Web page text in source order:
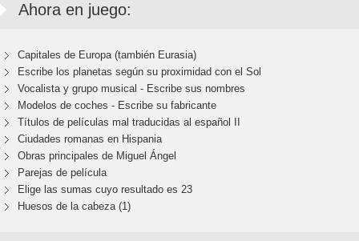
Ahora en juego:
Capitales de Europa (también Eurasia)
Escribe los planetas según su proximidad con el Sol
Vocalista y grupo musical - Escribe sus nombres
Modelos de coches - Escribe su fabricante
Títulos de películas mal traducidas al español II
Ciudades romanas en Hispania
Obras principales de Miguel Ángel
Parejas de película
Elige las sumas cuyo resultado es 23
Huesos de la cabeza (1)